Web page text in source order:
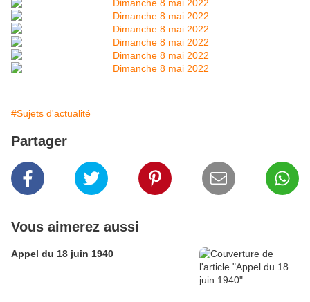
#Sujets d'actualité
Partager
Vous aimerez aussi
Appel du 18 juin 1940